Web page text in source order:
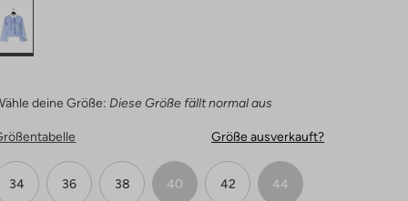
deine Größe: Diese Größe fällt normal aus
Größe ausverkauft?
34 36 38 40 42 44